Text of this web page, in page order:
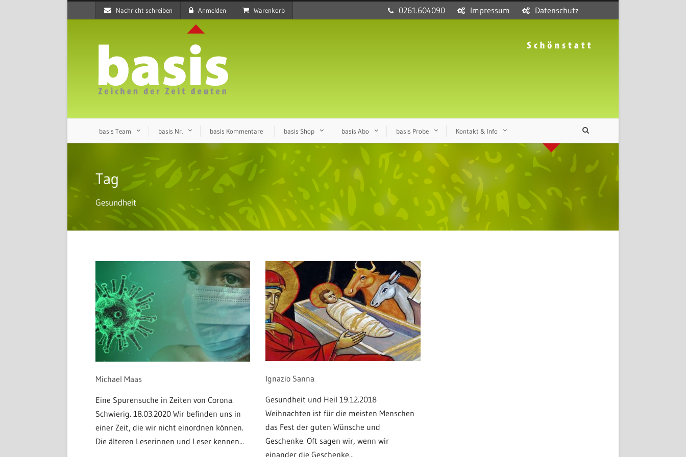
Nachricht schreiben Anmelden Warenkorb 0261.604090 Impressum Datenschutz
basis Team basis Nr. basis Kommentare basis Shop basis Abo basis Probe Kontakt & Info
Tag
Gesundheit
Michael Maas
Eine Spurensuche in Zeiten von Corona.
Schwierig. 18.03.2020 Wir befinden uns in
einer Zeit, die wir nicht einordnen können.
Die älteren Leserinnen und Leser kennen...
Ignazio Sanna
Gesundheit und Heil 19.12.2018
Weihnachten ist für die meisten Menschen
das Fest der guten Wünsche und
Geschenke. Oft sagen wir, wenn wir
einander die Geschenke...